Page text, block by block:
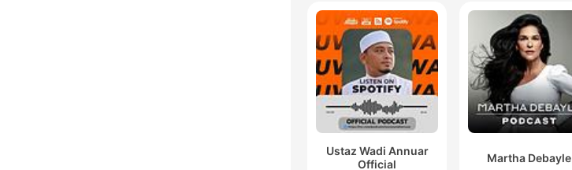
Ustaz Wadi Annuar
Official
Martha Debayle